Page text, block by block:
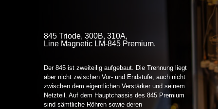
845 Triode, 300B, 310A,
Line Magnetic LM-845 Premium.
Der 845 ist zweiteilig aufgebaut. Die Trennung liegt
aber nicht zwischen Vor- und Endstufe, auch nicht
zwischen dem eigentlichen Verstärker und seinem
Netzteil. Auf dem Hauptchassis des 845 Premium
sind sämtliche Röhren sowie deren